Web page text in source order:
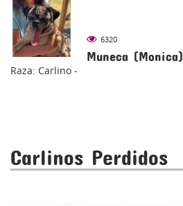
6320
Muneca (Monica)
Raza: Carlino -
Carlinos Perdidos